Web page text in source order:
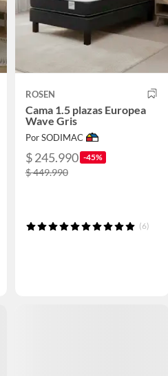
ROSEN
Cama 1.5 plazas Europea
Wave Gris
Por SODIMAC
$ 245.990 -45%
$ 449.990
(6)